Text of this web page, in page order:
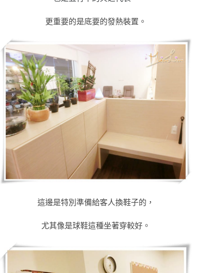
更重要的是底要的發熱裝置。
這邊是特別準備給客人換鞋子的，
尤其像是球鞋這種坐著穿較好。